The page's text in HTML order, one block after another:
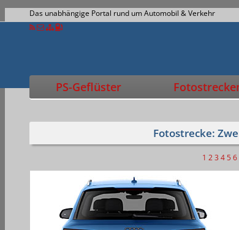
Das unabhängige Portal rund um Automobil & Verkehr
PS-Geflüster
Fotostrecke:
1 23 4 56